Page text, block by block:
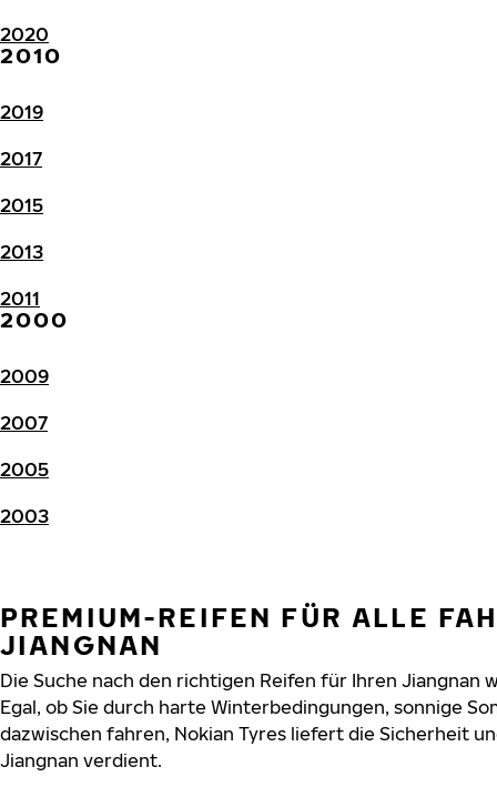
2020
2010
2019
2017
2015
2013
2011
2000
2009
2007
2005
2003
PREMIUM-REIFEN FÜR ALLE
JIANGNAN
Die Suche nach den richtigen Reifen für Ihren Jiangnan
Egal, ob Sie durch harte Winterbedingungen, sonnige
dazwischen fahren, Nokian Tyres liefert die Sicherheit
Jiangnan verdient.